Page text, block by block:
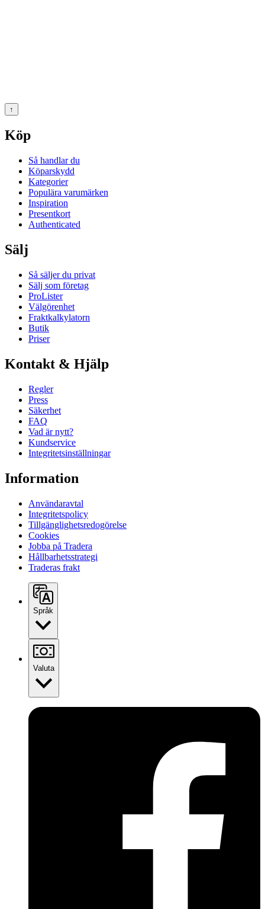
↑
Köp
Så handlar du
Köparskydd
Kategorier
Populära varumärken
Inspiration
Presentkort
Authenticated
Sälj
Så säljer du privat
Sälj som företag
ProLister
Välgörenhet
Fraktkalkylatorn
Butik
Priser
Kontakt & Hjälp
Regler
Press
Säkerhet
FAQ
Vad är nytt?
Kundservice
Integritetsinställningar
Information
Användaravtal
Integritetspolicy
Tillgänglighetsredogörelse
Cookies
Jobba på Tradera
Hållbarhetsstrategi
Traderas frakt
Språk
Valuta